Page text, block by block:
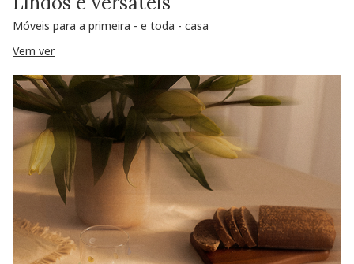
Móveis para a primeira - e toda - casa
Vem ver